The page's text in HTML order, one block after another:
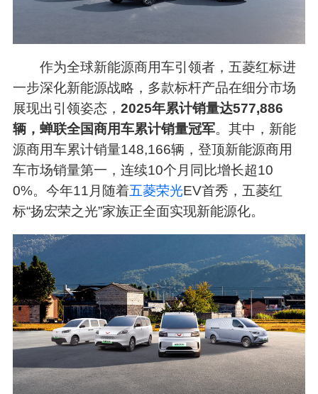
作为全球新能源商用车引领者，五菱红标进
一步深化新能源战略，多款标杆产品在细分市场
展现出引领姿态， 2025年累计销量达577,886
辆，蝉联全国商用车累计销量冠军。其中，新能
源商用车累计销量148,166辆，登顶新能源商用
车市场销量第一，连续10个月同比增长超10
0%。今年11月随着五菱荣光EV首秀，五菱红
标“扬宏荣之光”家族正全面实现新能源化。